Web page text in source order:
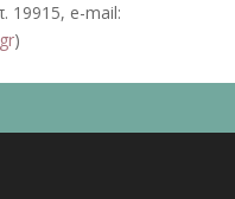
19915, e-mail:
)